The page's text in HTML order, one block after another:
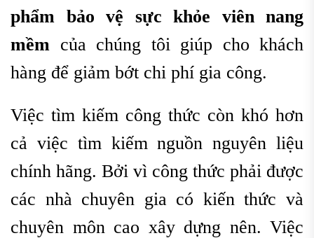
phẩm bảo vệ sực khỏe viên nang
mềm của chúng tôi giúp cho khách
hàng để giảm bớt chi phí gia công.
Việc tìm kiếm công thức còn khó hơn
cả việc tìm kiếm nguồn nguyên liệu
chính hãng. Bởi vì công thức phải được
các nhà chuyên gia có kiến thức và
chuyên môn cao xây dựng nên. Việc